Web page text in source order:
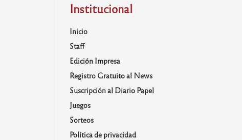
Institucional
Inicio
Staff
Edición Impresa
Registro Gratuito al News
Suscripción al Diario Papel
Juegos
Sorteos
Política de privacidad